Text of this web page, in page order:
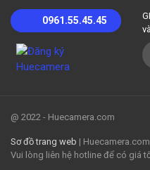
0961.55.45.45
@ 2022 - Huecamera.com
Sơ đồ trang web | Huecamera.com
Vui lòng liên hệ hotline để có giá